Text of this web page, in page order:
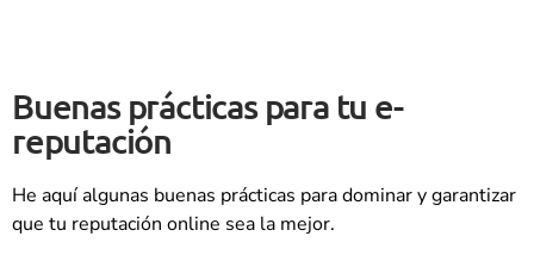
Buenas prácticas para tu e-
reputación
He aquí algunas buenas prácticas para dominar y garantizar
que tu reputación online sea la mejor.